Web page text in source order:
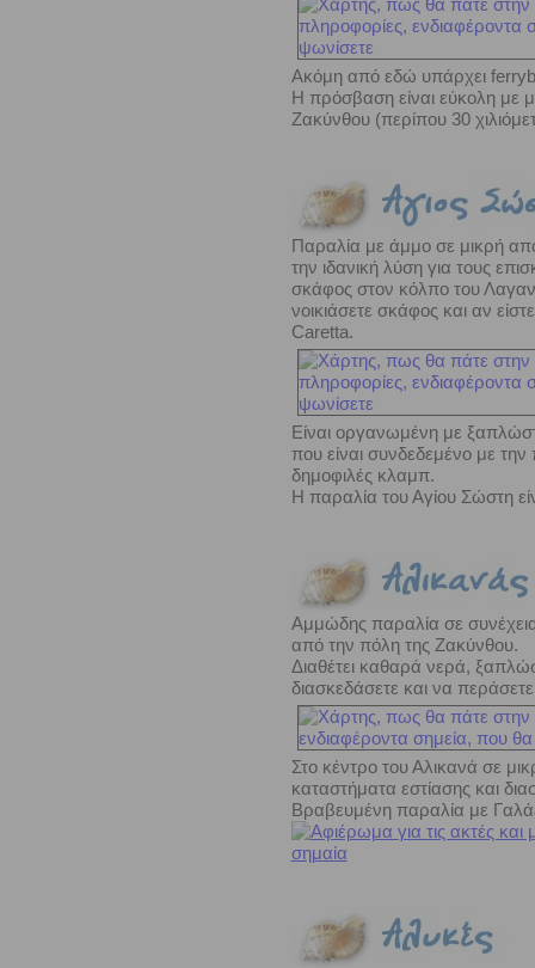
Ακόμη από εδώ υπάρχει
Η πρόσβαση είναι εύκολη με
Ζακύνθου (περίπου 30
Παραλία με άμμο σε μικρή
την ιδανική λύση για τους
σκάφος στον κόλπο του
νοικιάσετε σκάφος και αν
Caretta.
Είναι οργανωμένη με
που είναι συνδεδεμένο με
δημοφιλές κλαμπ.
Η παραλία του Αγίου Σώστη
Αμμώδης παραλία σε
από την πόλη της Ζακύνθου.
Διαθέτει καθαρά νερά,
διασκεδάσετε και να
Στο κέντρο του Αλικανά σε
καταστήματα εστίασης και
Βραβευμένη παραλία με